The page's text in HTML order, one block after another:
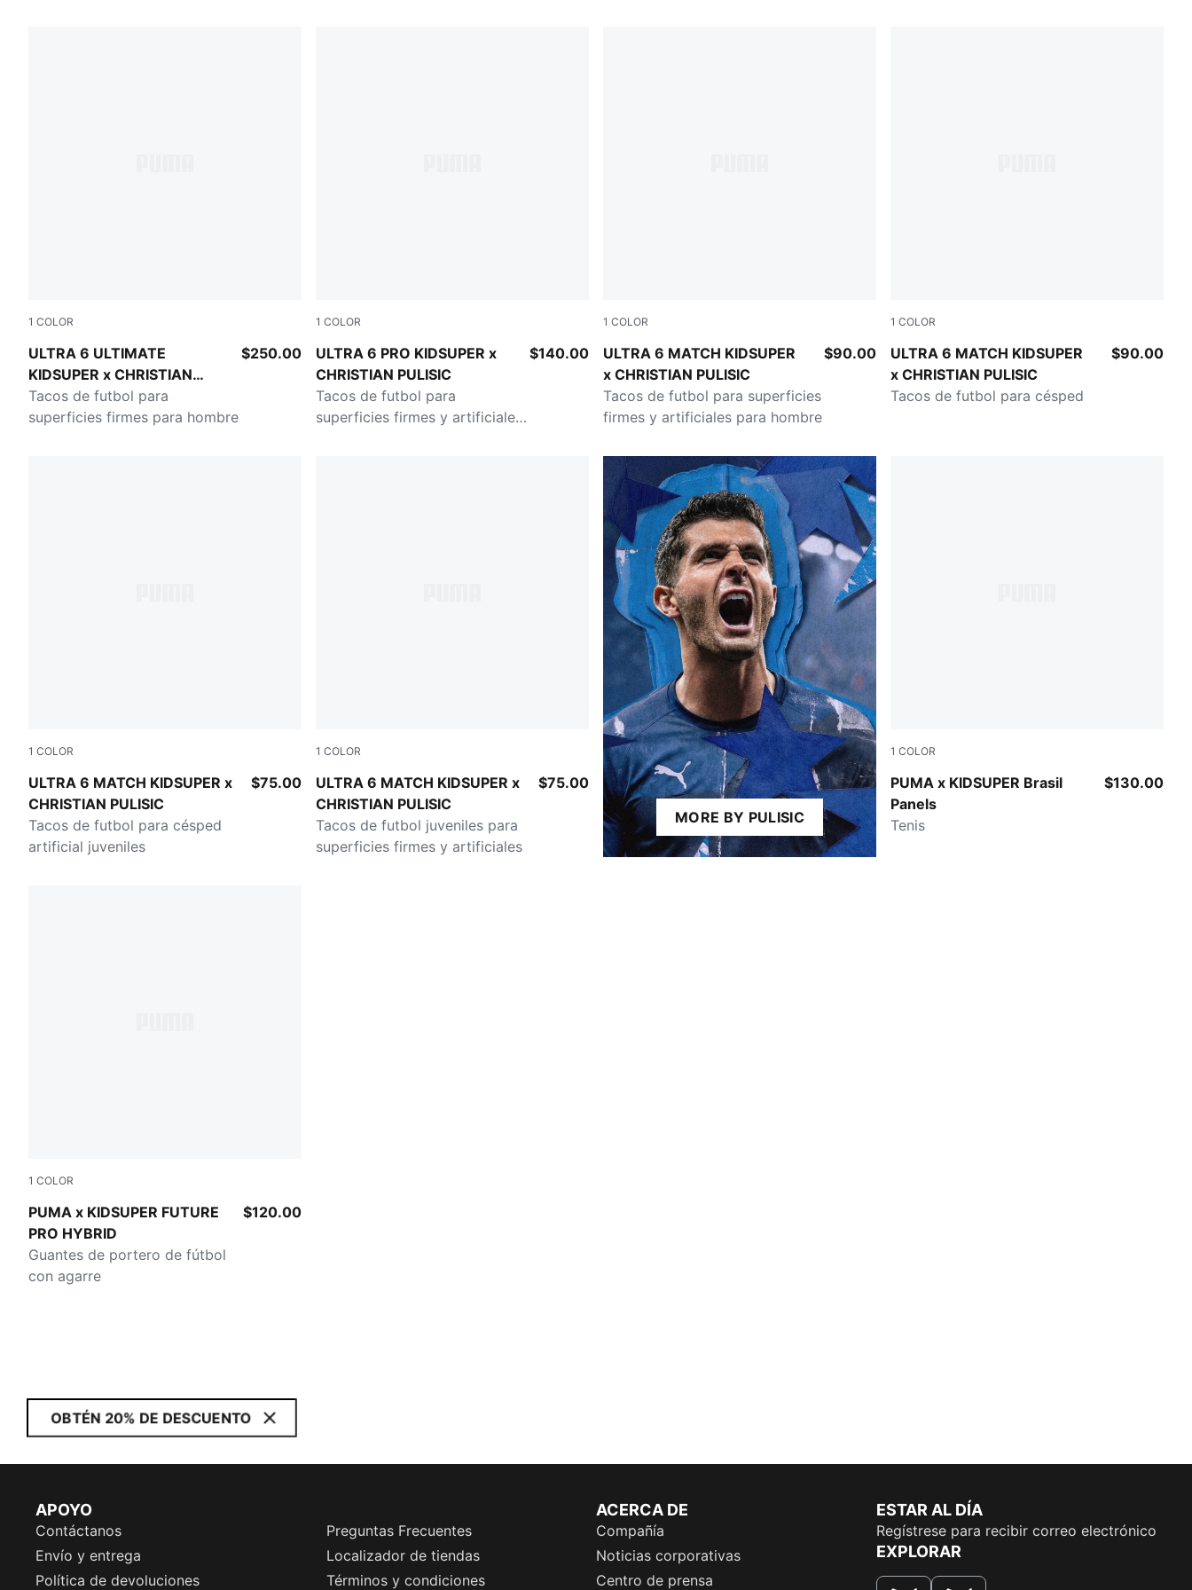
1 COLOR
ULTRA 6 ULTIMATE
KIDSUPER x CHRISTIAN
PULISIC
PUMA White-Pink Lilac-Dusky Blue
Tacos de futbol para
superficies firmes para hombre
$250.00
1 COLOR
ULTRA 6 PRO KIDSUPER x
CHRISTIAN PULISIC
PUMA White-Pink Lilac-Dusky Blue
Tacos de futbol para
superficies firmes y artificiales
$140.00
1 COLOR
ULTRA 6 MATCH KIDSUPER
x CHRISTIAN PULISIC
PUMA White-Pink Lilac-Dusky Blue
Tacos de futbol para superficies
firmes y artificiales para hombre
$90.00
1 COLOR
ULTRA 6 MATCH KIDSUPER
x CHRISTIAN PULISIC
PUMA White-Pink Lilac-Dusky Blue
Tacos de futbol para césped
$90.00
1 COLOR
ULTRA 6 MATCH KIDSUPER x
CHRISTIAN PULISIC
PUMA White-Pink Lilac-Dusky Blue
Tacos de futbol para césped
artificial juveniles
$75.00
1 COLOR
ULTRA 6 MATCH KIDSUPER x
CHRISTIAN PULISIC
PUMA White-Pink Lilac-Dusky Blue
Tacos de futbol juveniles para
superficies firmes y artificiales
$75.00
MORE BY PULISIC
1 COLOR
PUMA x KIDSUPER Brasil
Panels
Dark Crimson-Alpine Snow
Tenis
$130.00
1 COLOR
PUMA x KIDSUPER FUTURE
PRO HYBRID
Day Dream-Ravish
Guantes de portero de fútbol
con agarre
$120.00
OBTÉN 20% DE DESCUENTO
APOYO
Contáctanos
Preguntas Frecuentes
Envío y entrega
Localizador de tiendas
Política de devoluciones
Términos y condiciones
ACERCA DE
Compañía
Noticias corporativas
Centro de prensa
ESTAR AL DÍA
Regístrese para recibir correo electrónico
EXPLORAR